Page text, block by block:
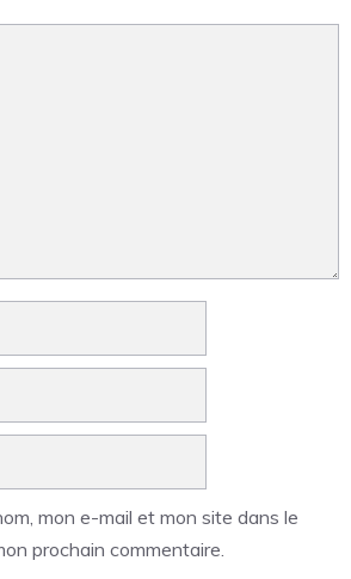
mon e-mail et mon site dans le
prochain commentaire.